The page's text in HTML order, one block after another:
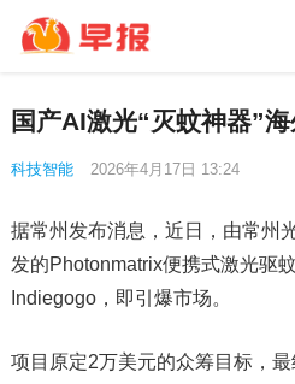
国产AI激光“灭蚊神器”
科技智能 2026年4月17日 13:24
据常州发布消息，近日，由常州
发的Photonmatrix便携式激光驱
Indiegogo，即引爆市场。
项目原定2万美元的众筹目标，